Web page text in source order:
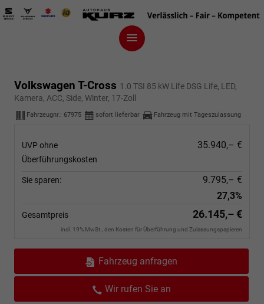
Volkswagen T-Cross 1.0 TSI 85 kW Life DSG Life, LED,
Kamera, ACC, Side, Winter, 17-Zoll
Fahrzeugnr.: 67975 sofort lieferbar Fahrzeug mit Tageszulassung
UVP ohne
Überführungskosten
35.940,– €
Sie sparen:
9.795,– €
27,3%
Gesamtpreis 26.145,– €
incl. 19% MwSt., den Kosten für Überführung und Zulassungspapieren
Fahrzeug anfragen
Wir rufen Sie an